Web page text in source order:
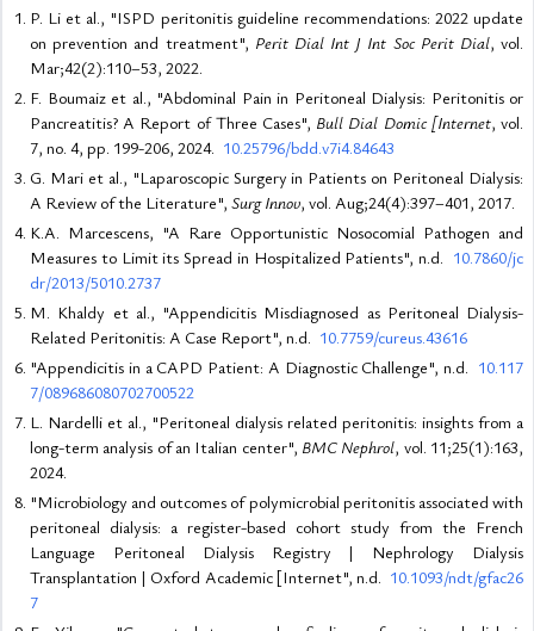
P. Li et al., "ISPD peritonitis guideline recommendations: 2022 update
on prevention and treatment", Perit Dial Int J Int Soc Perit Dial, vol.
Mar;42(2):110–53, 2022.
F. Boumaiz et al., "Abdominal Pain in Peritoneal Dialysis: Peritonitis or
Pancreatitis? A Report of Three Cases", Bull Dial Domic [Internet, vol.
7, no. 4, pp. 199-206, 2024. 10.25796/bdd.v7i4.84643
G. Mari et al., "Laparoscopic Surgery in Patients on Peritoneal Dialysis:
A Review of the Literature", Surg Innov, vol. Aug;24(4):397–401, 2017.
K.A. Marcescens, "A Rare Opportunistic Nosocomial Pathogen and
Measures to Limit its Spread in Hospitalized Patients", n.d. 10.7860/jc
dr/2013/5010.2737
M. Khaldy et al., "Appendicitis Misdiagnosed as Peritoneal Dialysis-
Related Peritonitis: A Case Report", n.d. 10.7759/cureus.43616
"Appendicitis in a CAPD Patient: A Diagnostic Challenge", n.d. 10.117
7/089686080702700522
L. Nardelli et al., "Peritoneal dialysis related peritonitis: insights from a
long-term analysis of an Italian center", BMC Nephrol, vol. 11;25(1):163,
2024.
"Microbiology and outcomes of polymicrobial peritonitis associated with
peritoneal dialysis: a register-based cohort study from the French
Language Peritoneal Dialysis Registry | Nephrology Dialysis
Transplantation | Oxford Academic [Internet", n.d. 10.1093/ndt/gfac26
7